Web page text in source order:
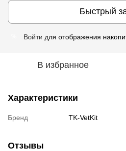
Быстрый
Войти для отображения
В избранное
Характеристики
Бренд TK-VetKit
Отзывы